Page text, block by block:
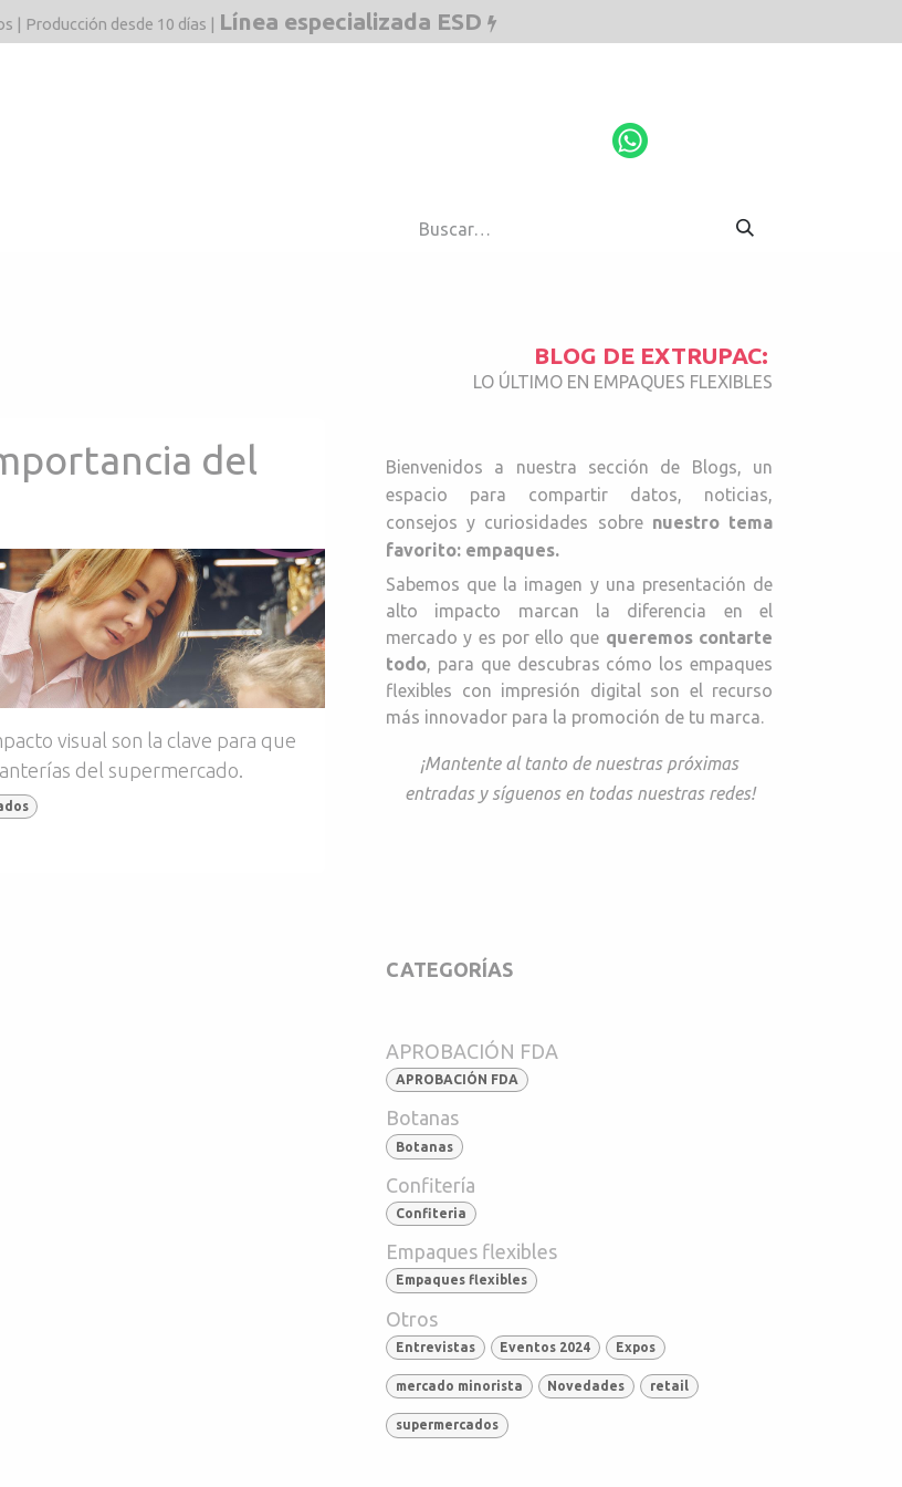
| Producción desde 10 días | Línea especializada ESD
del
visual son la clave para que
del supermercado.
BLOG DE EXTRUPAC:
LO ÚLTIMO EN EMPAQUES FLEXIBLES
Bienvenidos a nuestra sección de Blogs, un
espacio para compartir datos, noticias,
consejos y curiosidades sobre nuestro tema
favorito: empaques.
Sabemos que la imagen y una presentación de
alto impacto marcan la diferencia en el
mercado y es por ello que queremos contarte
todo, para que descubras cómo los empaques
flexibles con impresión digital son el recurso
más innovador para la promoción de tu marca.
¡Mantente al tanto de nuestras próximas
entradas y síguenos en todas nuestras redes!
CATEGORÍAS
APROBACIÓN FDA
APROBACIÓN FDA
Botanas
Botanas
Confitería
Confiteria
Empaques flexibles
Empaques flexibles
Otros
Entrevistas Eventos 2024 Expos
mercado minorista Novedades retail
supermercados